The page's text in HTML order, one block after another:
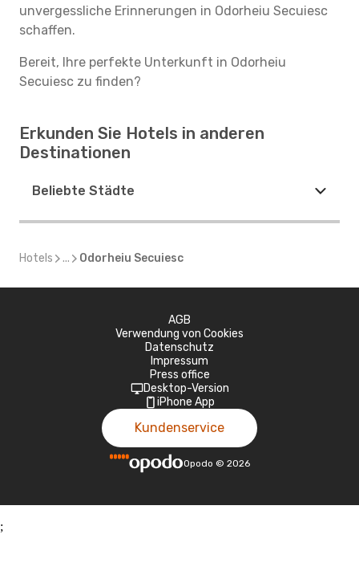
unvergessliche Erinnerungen in Odorheiu Secuiesc
schaffen.
Bereit, Ihre perfekte Unterkunft in Odorheiu
Secuiesc zu finden?
Erkunden Sie Hotels in anderen
Destinationen
Beliebte Städte
Hotels ... Odorheiu Secuiesc
AGB
Verwendung von Cookies
Datenschutz
Impressum
Press office
Desktop-Version
iPhone App
Kundenservice
Opodo © 2026
;